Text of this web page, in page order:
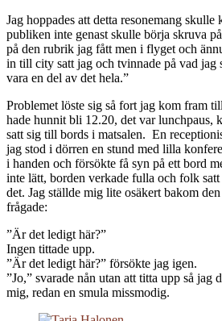
Jag hoppades att detta resonemang skulle
publiken inte genast skulle börja skruva
på den rubrik jag fått men i flyget och
in till city satt jag och tvinnade på vad jag
vara en del av det hela.”
Problemet löste sig så fort jag kom fram
hade hunnit bli 12.20, det var lunchpaus,
satt sig till bords i matsalen. En
jag stod i dörren en stund med lilla
i handen och försökte få syn på ett bord
inte lätt, borden verkade fulla och folk
det. Jag ställde mig lite osäkert bakom
frågade:
”Är det ledigt här?”
Ingen tittade upp.
”Är det ledigt här?” försökte jag igen.
”Jo,” svarade nån utan att titta upp så jag
mig, redan en smula missmodig.